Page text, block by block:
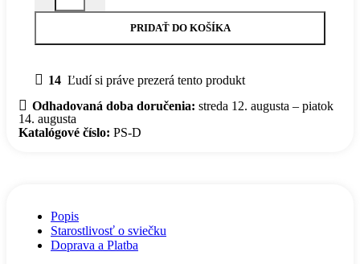
PRIDAŤ DO KOŠÍKA
14 Ľudí si práve prezerá tento produkt
Odhadovaná doba doručenia: streda 12. augusta – piatok
14. augusta
Katalógové číslo: PS-D
Popis
Starostlivosť o sviečku
Doprava a Platba